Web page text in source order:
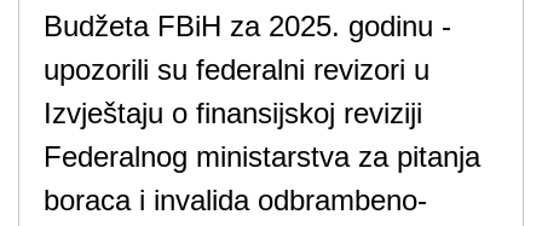
Budžeta FBiH za 2025. godinu -
upozorili su federalni revizori u
Izvještaju o finansijskoj reviziji
Federalnog ministarstva za pitanja
boraca i invalida odbrambeno-